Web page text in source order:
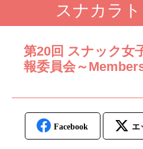
スナカラ
第20回 スナック女
報委員会～